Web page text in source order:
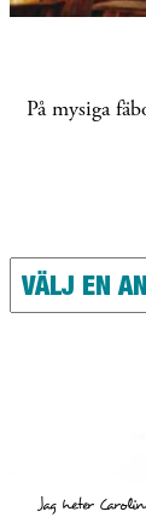
På mysiga
Jag heter